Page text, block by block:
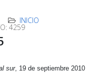
INICIO
4259
sur, 19 de septiembre 2010